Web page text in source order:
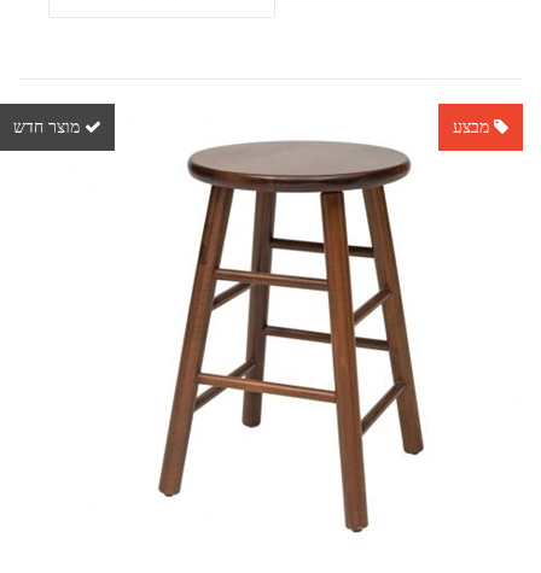
מוצר חדש מבצע